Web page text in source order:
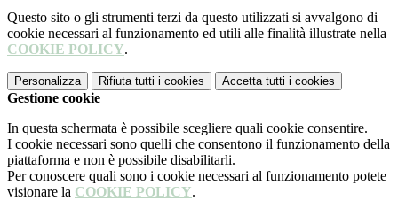
Questo sito o gli strumenti terzi da questo utilizzati si avvalgono di
cookie necessari al funzionamento ed utili alle finalità illustrate nella
COOKIE POLICY.
Personalizza Rifiuta tutti i cookies Accetta tutti i cookies
Gestione cookie
In questa schermata è possibile scegliere quali cookie consentire.
I cookie necessari sono quelli che consentono il funzionamento della
piattaforma e non è possibile disabilitarli.
Per conoscere quali sono i cookie necessari al funzionamento potete
visionare la COOKIE POLICY.